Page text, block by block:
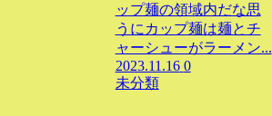
ップ麺の領域内だな思
うにカップ麺は麺とチ
ャーシューがラーメン...
2023.11.16 0
未分類